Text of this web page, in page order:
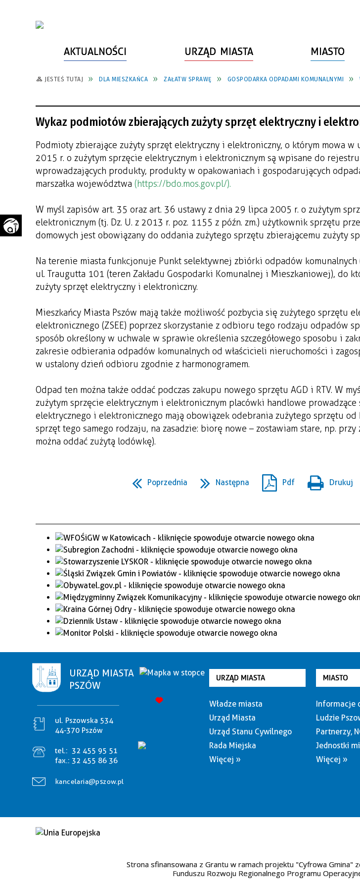
AKTUALNOŚCI URZĄD MIASTA
WŁADZE MIASTA
URZĄD STANU CYWILNEGO
RADA MIEJSKA
BUDŻET MIASTA
STRATEGIE, PLANY, PROGRAMY
MIASTO
INFORMACJE O MIEŚCIE
PARTNERZY, NGO
JEDNOSTKI MIEJSKIE
EDUKACJA
INWESTYCJE MIEJSKIE
PRZEDSIĘBIORCZOŚCI
WAŻNE TELEFONY
"PSZOW.PL"
SPORT
SZLAKI TURYSTYCZNE
ZABYTKI
ZAŁATW SPRAWĘ
BEZPIECZEŃSTWO
ZWIERZĘTA W GMINIE
POMIAR SATYSFAKCJI KLIENTA
INFORMATOR
ZAGOSPODAROWANIE
PRZESTRZENNE
JESTEŚ TUTAJ DLA MIESZKAŃCA ZAŁATW SPRAWĘ GOSPODARKA ODPADAMI KOMUNALNYMI
Wykaz podmiotów zbierających zużyty sprzęt elektryczny i
Podmioty zbierające zużyty sprzęt elektryczny i elektroniczny, o którym mowa
2015 r. o zużytym sprzęcie elektrycznym i elektronicznym są wpisane do
wprowadzających produkty, produkty w opakowaniach i gospodarujących
marszałka województwa (https://bdo.mos.gov.pl/).
W myśl zapisów art. 35 oraz art. 36 ustawy z dnia 29 lipca 2005 r. o zużytym
elektronicznym (tj. Dz. U. z 2013 r. poz. 1155 z późn. zm.) użytkownik sprzętu
domowych jest obowiązany do oddania zużytego sprzętu zbierającemu zużyty
Na terenie miasta funkcjonuje Punkt selektywnej zbiórki odpadów komunalnych
ul. Traugutta 101 (teren Zakładu Gospodarki Komunalnej i Mieszkaniowej), do
zużyty sprzęt elektryczny i elektroniczny.
Mieszkańcy Miasta Pszów mają także możliwość pozbycia się zużytego sprzętu
elektronicznego (ZSEE) poprzez skorzystanie z odbioru tego rodzaju odpadów
sposób określony w uchwale w sprawie określenia szczegółowego sposobu i
zakresie odbierania odpadów komunalnych od właścicieli nieruchomości i
w ustalony dzień odbioru zgodnie z harmonogramem.
Odpad ten można także oddać podczas zakupu nowego sprzętu AGD i RTV. W
zużytym sprzęcie elektrycznym i elektronicznym placówki handlowe prowadzące
elektrycznego i elektronicznego mają obowiązek odebrania zużytego sprzętu
sprzęt tego samego rodzaju, na zasadzie: biorę nowe – zostawiam stare, np.
można oddać zużytą lodówkę).
Poprzednia Następna Pdf Drukuj
URZĄD MIASTA
PSZÓW
ul. Pszowska 534
44-370 Pszów
tel.: 32 455 95 51
fax.: 32 455 86 36
kancelaria@pszow.pl
URZĄD MIASTA
Władze miasta
Urząd Miasta
Urząd Stanu Cywilnego
Rada Miejska
Więcej »
MIASTO
Informacje
Ludzie
Partnerzy,
Jednostki
Więcej »
Strona sfinansowana z Grantu w ramach projektu "Cyfrowa Gmina"
Funduszu Rozwoju Regionalnego Programu